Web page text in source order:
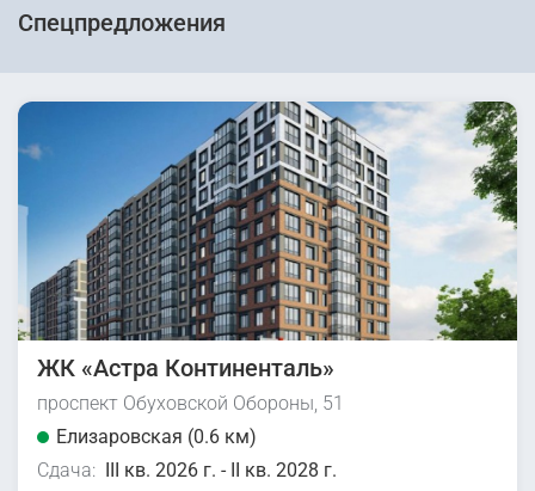
Спецпредложения
ЖК «Астра Континенталь»
проспект Обуховской Обороны, 51
Елизаровская (0.6 км)
Сдача: III кв. 2026 г. - II кв. 2028 г.